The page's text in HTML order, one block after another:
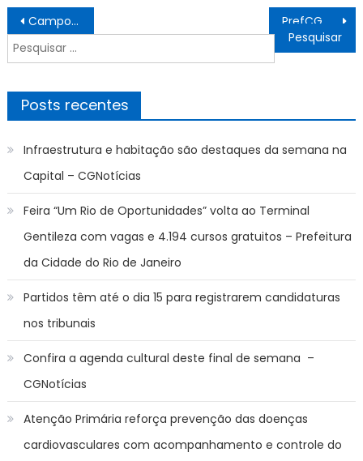
Navegação
de
Post
Campo Grande fortalece produção rural e aumenta renda no campo – CGNotícias
Pesquisar
por:
Posts recentes
Infraestrutura e habitação são destaques da semana na
Capital – CGNotícias
Feira “Um Rio de Oportunidades” volta ao Terminal
Gentileza com vagas e 4.194 cursos gratuitos – Prefeitura
da Cidade do Rio de Janeiro
Partidos têm até o dia 15 para registrarem candidaturas
nos tribunais
Confira a agenda cultural deste final de semana –
CGNotícias
Atenção Primária reforça prevenção das doenças
cardiovasculares com acompanhamento e controle do